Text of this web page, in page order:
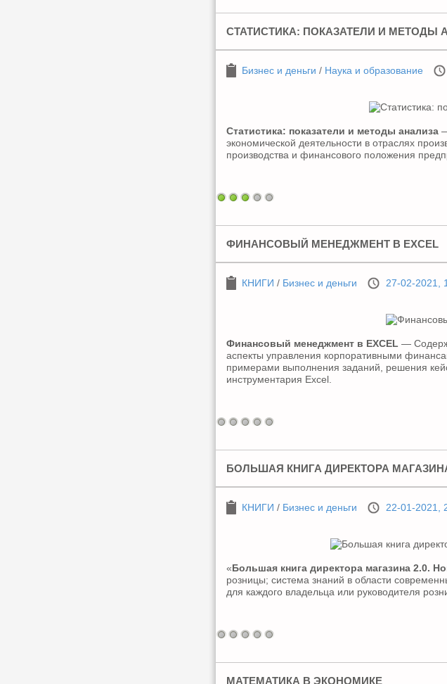
СТАТИСТИКА: ПОКАЗАТЕЛИ И МЕТОДЫ
Бизнес и деньги / Наука и образование
Статистика: показатели и методы анализа
экономической деятельности в отраслях
производства и финансового положения
ФИНАНСОВЫЙ МЕНЕДЖМЕНТ В EXCEL
КНИГИ / Бизнес и деньги 27-02-2021,
Финансовый менеджмент в EXCEL —
аспекты управления корпоративными
примерами выполнения заданий, решения
инструментария Excel.
БОЛЬШАЯ КНИГА ДИРЕКТОРА
КНИГИ / Бизнес и деньги 22-01-2021,
«Большая книга директора магазина 2.0.
розницы; система знаний в области
для каждого владельца или руководителя
МАТЕМАТИКА В ЭКОНОМИКЕ